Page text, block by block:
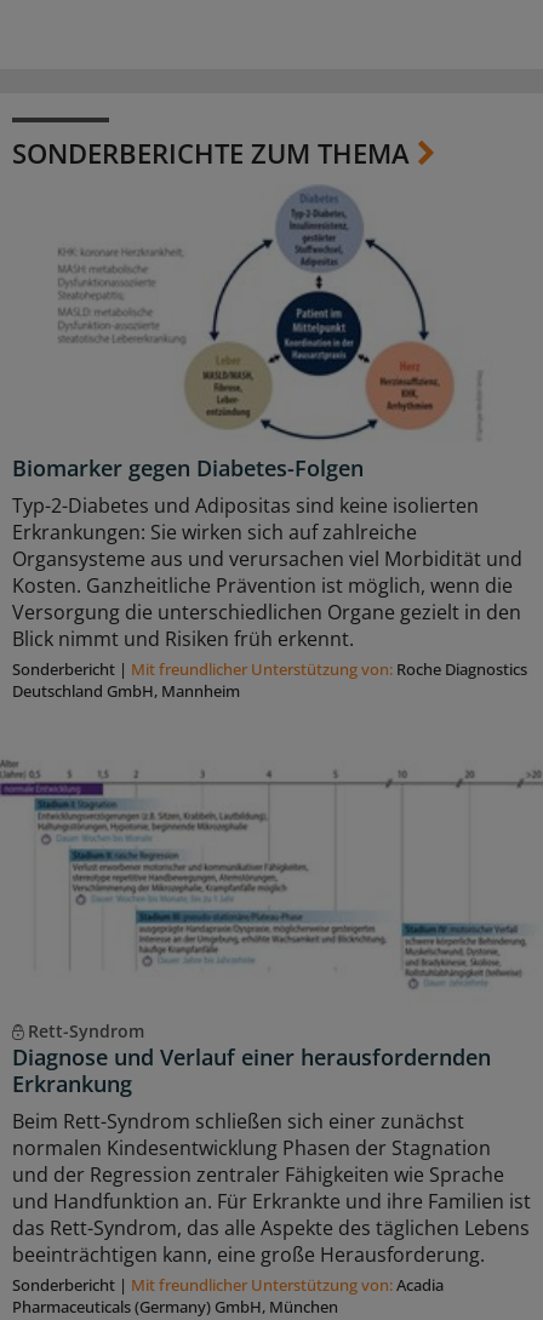
SONDERBERICHTE ZUM THEMA
Biomarker gegen Diabetes-Folgen
Typ-2-Diabetes und Adipositas sind keine isolierten
Erkrankungen: Sie wirken sich auf zahlreiche
Organsysteme aus und verursachen viel Morbidität und
Kosten. Ganzheitliche Prävention ist möglich, wenn die
Versorgung die unterschiedlichen Organe gezielt in den
Blick nimmt und Risiken früh erkennt.
Sonderbericht | Mit freundlicher Unterstützung von: Roche Diagnostics
Deutschland GmbH, Mannheim
Rett-Syndrom
Diagnose und Verlauf einer herausfordernden
Erkrankung
Beim Rett-Syndrom schließen sich einer zunächst
normalen Kindesentwicklung Phasen der Stagnation
und der Regression zentraler Fähigkeiten wie Sprache
und Handfunktion an. Für Erkrankte und ihre Familien ist
das Rett-Syndrom, das alle Aspekte des täglichen Lebens
beeinträchtigen kann, eine große Herausforderung.
Sonderbericht | Mit freundlicher Unterstützung von:Acadia
Pharmaceuticals (Germany) GmbH, München